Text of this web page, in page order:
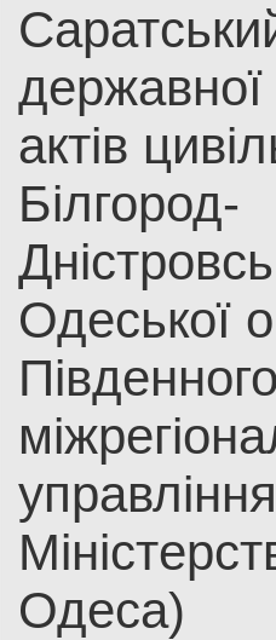
державної
актів
Білгород-
Одеської
управління
Одеса)